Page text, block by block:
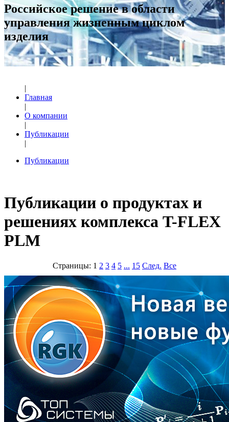
Российское решение в области
управления жизненным циклом
изделия
|
Главная
|
О компании
|
Публикации
|
Публикации
Публикации о продуктах и
решениях комплекса T-FLEX
PLM
Страницы: 1 2 3 4 5 ... 15 След. Все